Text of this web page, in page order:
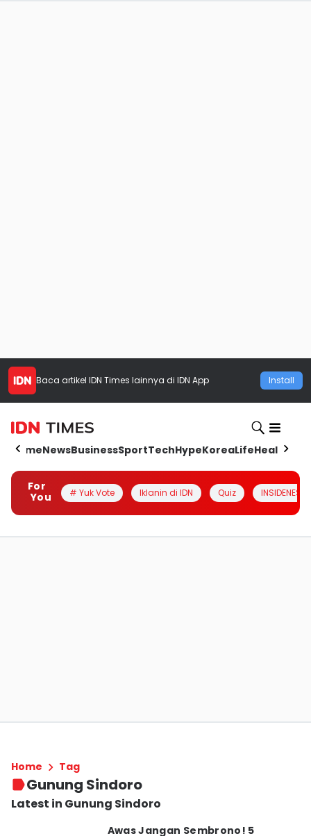
Baca artikel IDN Times lainnya di IDN App Install
HomeNewsBusinessSportTechHypeKoreaLifeHealth
For
You
# Yuk Vote Iklanin di IDN Quiz INSIDENESIA
Home Tag
Gunung Sindoro
Latest in Gunung Sindoro
Awas Jangan Sembrono! 5